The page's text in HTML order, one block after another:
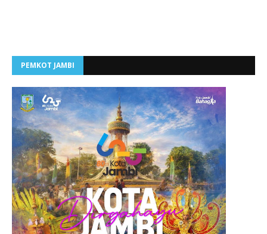
PEMKOT JAMBI